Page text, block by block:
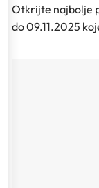
Otkrijte najbolje
do 09.11.2025